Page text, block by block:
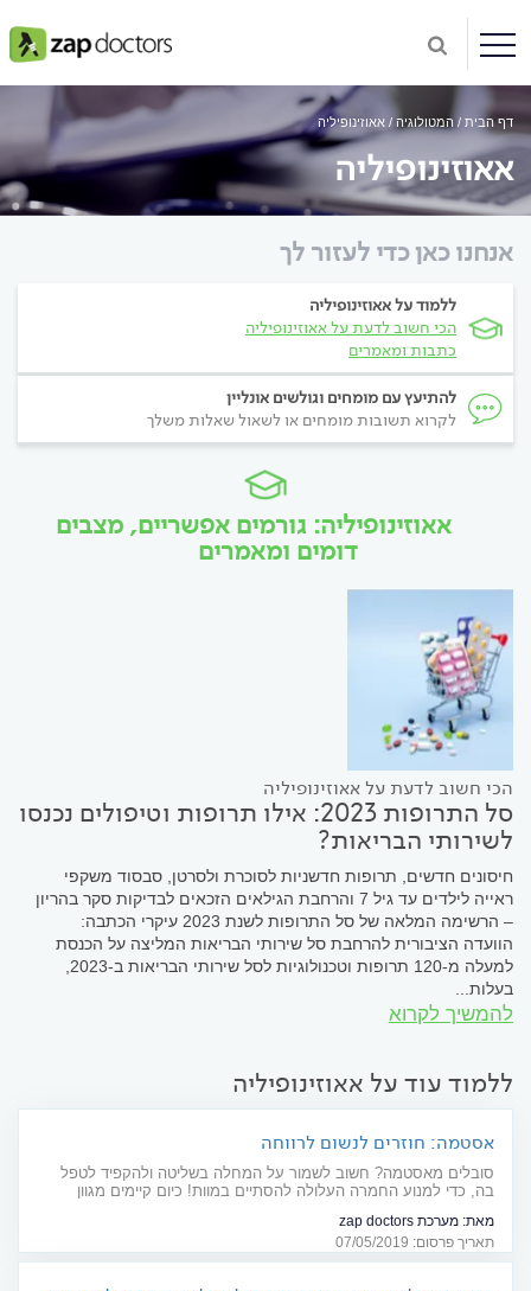
דף הבית המטולוגיה אאוזינופיליה
אאוזינופיליה
אנחנו כאן כדי לעזור לך
ללמוד על אאוזינופיליה
הכי חשוב לדעת על אאוזינופיליה
כתבות ומאמרים
להתיעץ עם מומחים וגולשים אונליין
לקרוא תשובות מומחים או לשאול שאלות משלך
אאוזינופיליה: גורמים אפשריים, מצבים
דומים ומאמרים
הכי חשוב לדעת על אאוזינופיליה
סל התרופות 2023: אילו תרופות וטיפולים נכנסו
לשירותי הבריאות?
חיסונים חדשים, תרופות חדשניות לסוכרת ולסרטן, סבסוד משקפי
ראייה לילדים עד גיל 7 והרחבת הגילאים הזכאים לבדיקות סקר בהריון
– הרשימה המלאה של סל התרופות לשנת 2023 עיקרי הכתבה:
הוועדה הציבורית להרחבת סל שירותי הבריאות המליצה על הכנסת
בעלות...
להמשיך לקרוא
ללמוד עוד על אאוזינופיליה
אסטמה: חוזרים לנשום לרווחה
סובלים מאסטמה? חשוב לשמור על המחלה בשליטה ולהקפיד לטפל
בה, כדי למנוע החמרה העלולה להסתיים במוות! כיום קיימים מגוון
לרגל יום האסטמה העולמי (7.5)
מאת: מערכת zap doctors
תאריך פרסום: 07/05/2019